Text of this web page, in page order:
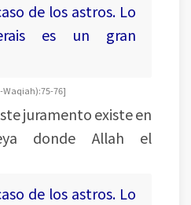
de los astros. Lo
es un gran
Waqiah): 75-76]
juramento existe en
donde Allah el
de los astros. Lo